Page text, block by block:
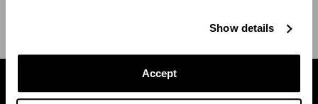
Show details
Accept
Trouvez une boutique près de chez vous